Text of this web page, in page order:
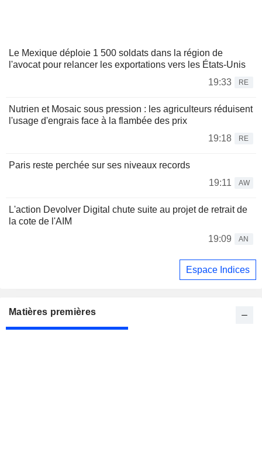
Le Mexique déploie 1 500 soldats dans la région de
l'avocat pour relancer les exportations vers les États-Unis
19:33
RE
Nutrien et Mosaic sous pression : les agriculteurs réduisent
l'usage d'engrais face à la flambée des prix
19:18
RE
Paris reste perchée sur ses niveaux records
19:11
AW
L'action Devolver Digital chute suite au projet de retrait de
la cote de l'AIM
19:09
AN
Espace Indices
Matières premières